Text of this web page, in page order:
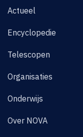
Actueel
Encyclopedie
Telescopen
Organisaties
Onderwijs
Over NOVA